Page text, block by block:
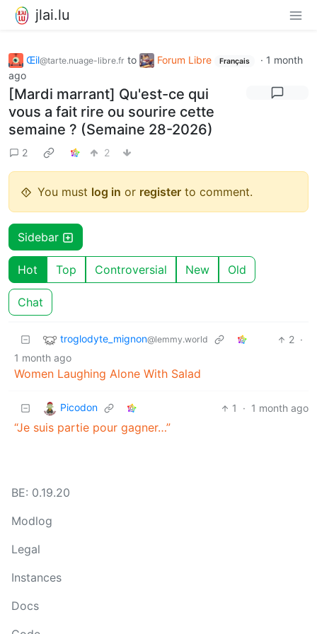
jlai.lu
Œil@tarte.nuage-libre.fr to Forum Libre Français · 1 month
ago
[Mardi marrant] Qu'est-ce qui
vous a fait rire ou sourire cette
semaine ? (Semaine 28-2026)
2 2
You must log in or register to comment.
Sidebar
Hot Top Controversial New Old
Chat
troglodyte_mignon@lemmy.world 2 ·
1 month ago
Women Laughing Alone With Salad
Picodon 1 · 1 month ago
“Je suis partie pour gagner…”
BE: 0.19.20
Modlog
Legal
Instances
Docs